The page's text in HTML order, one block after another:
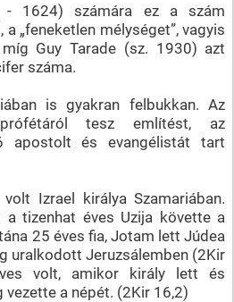
- 1624) számára ez a szám
„feneketlen mélységet”, vagyis
Guy Tarade (sz. 1930) azt
száma.
is gyakran felbukkan. Az
tesz említést, az
apostolt és evangélistát tart
Izrael királya Szamariában.
tizenhat éves Uzija követte a
25 éves fia, Jotam lett Júdea
uralkodott Jeruzsálemben (2Kir
volt, amikor király lett és
vezette a népét. (2Kir 16,2)